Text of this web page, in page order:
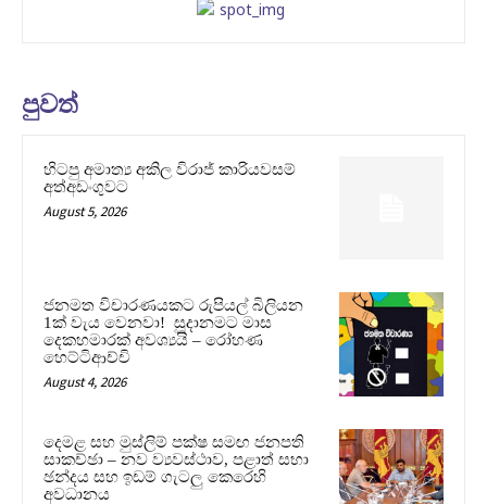
පුවත්
හිටපු අමාත්‍ය අකිල විරාජ් කාරියවසම්
අත්අඩංගුවට
August 5, 2026
ජනමත විචාරණයකට රුපියල් බිලියන
1ක් වැය වෙනවා! සූදානමට මාස
දෙකහමාරක් අවශ්‍යයි – රෝහණ
හෙට්ටිආච්චි
August 4, 2026
දෙමළ සහ මුස්ලිම් පක්ෂ සමඟ ජනපති
සාකච්ඡා – නව ව්‍යවස්ථාව, පළාත් සභා
ඡන්දය සහ ඉඩම් ගැටලු කෙරෙහි
අවධානය